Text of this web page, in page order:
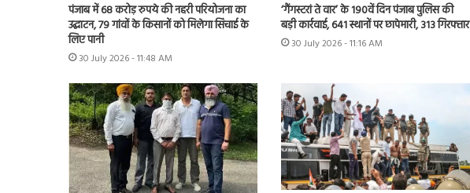
पंजाब में 68 करोड़ रुपये की नहरी परियोजना का
उद्घाटन, 79 गांवों के किसानों को मिलेगा सिंचाई के
लिए पानी
30 July 2026 - 11:48 AM
‘गैंगस्टरां ते वार’ के 190वें दिन पंजाब पुलिस की
बड़ी कार्रवाई, 641 स्थानों पर छापेमारी, 313 गिरफ्तार
30 July 2026 - 11:16 AM